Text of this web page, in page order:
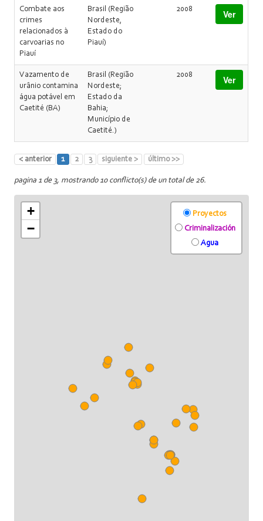
Combate aos
crimes
relacionados à
carvoarias no
Piauí
Brasil (Região
Nordeste,
Estado do
Piauí)
2008 Ver
Vazamento de
urânio contamina
água potável em
Caetité (BA)
Brasil (Região
Nordeste;
Estado da
Bahia;
Município de
Caetité.)
2008 Ver
< anterior 1 2 3 siguiente > último >>
pagina 1 de 3, mostrando 10 conflicto(s) de un total de 26.
+
−
Proyectos
Criminalización
Agua